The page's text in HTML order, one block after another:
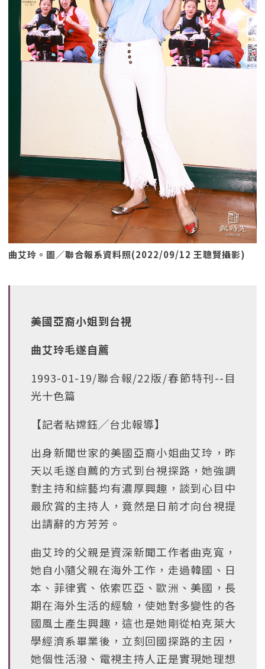
曲艾玲。圖／聯合報系資料照(2022/09/12 王聰賢攝影)
美國亞裔小姐到台視
曲艾玲毛遂自薦
1993-01-19/聯合報/22版/春節特刊--目
光十色篇
【記者粘嫦鈺╱台北報導】
出身新聞世家的美國亞裔小姐曲艾玲，昨
天以毛遂自薦的方式到台視探路，她強調
對主持和綜藝均有濃厚興趣，談到心目中
最欣賞的主持人，竟然是日前才向台視提
出請辭的方芳芳。
曲艾玲的父親是資深新聞工作者曲克寬，
她自小隨父親在海外工作，走過韓國、日
本、菲律賓、依索匹亞、歐洲、美國，長
期在海外生活的經驗，使她對多變性的各
國風土產生興趣，這也是她剛從柏克萊大
學經濟系畢業後，立刻回國探路的主因，
她個性活潑、電視主持人正是實現她理想